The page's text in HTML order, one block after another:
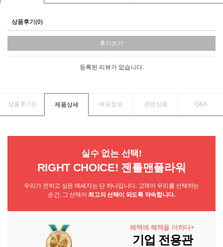
상품후기(0)
후기쓰기
등록된 리뷰가 없습니다.
상품후기() 제품상세 배송정보 관련상품 Q&A
실수 없는 선택!
RIGHT CHOICE! 젠틀맨플라워
우리가 전하고 싶은 메세지는 단 하나입니다. 고객이 우리를 선택하는
순간, 그 선택이 최고의 선택이 되도록 약속합니다.
혜택에 혜택을 더하다+
기업 전용관